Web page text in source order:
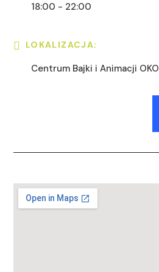
18:00 - 22:00
LOKALIZACJA:
Centrum Bajki i Animacji OKO